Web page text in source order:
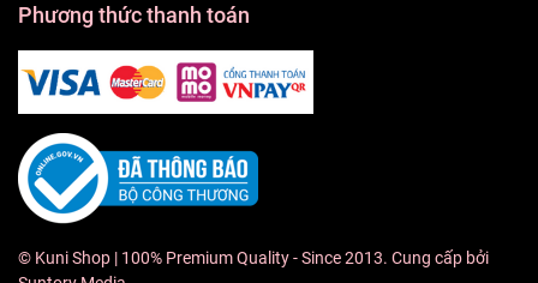
Phương thức thanh toán
© Kuni Shop | 100% Premium Quality - Since 2013. Cung cấp bởi